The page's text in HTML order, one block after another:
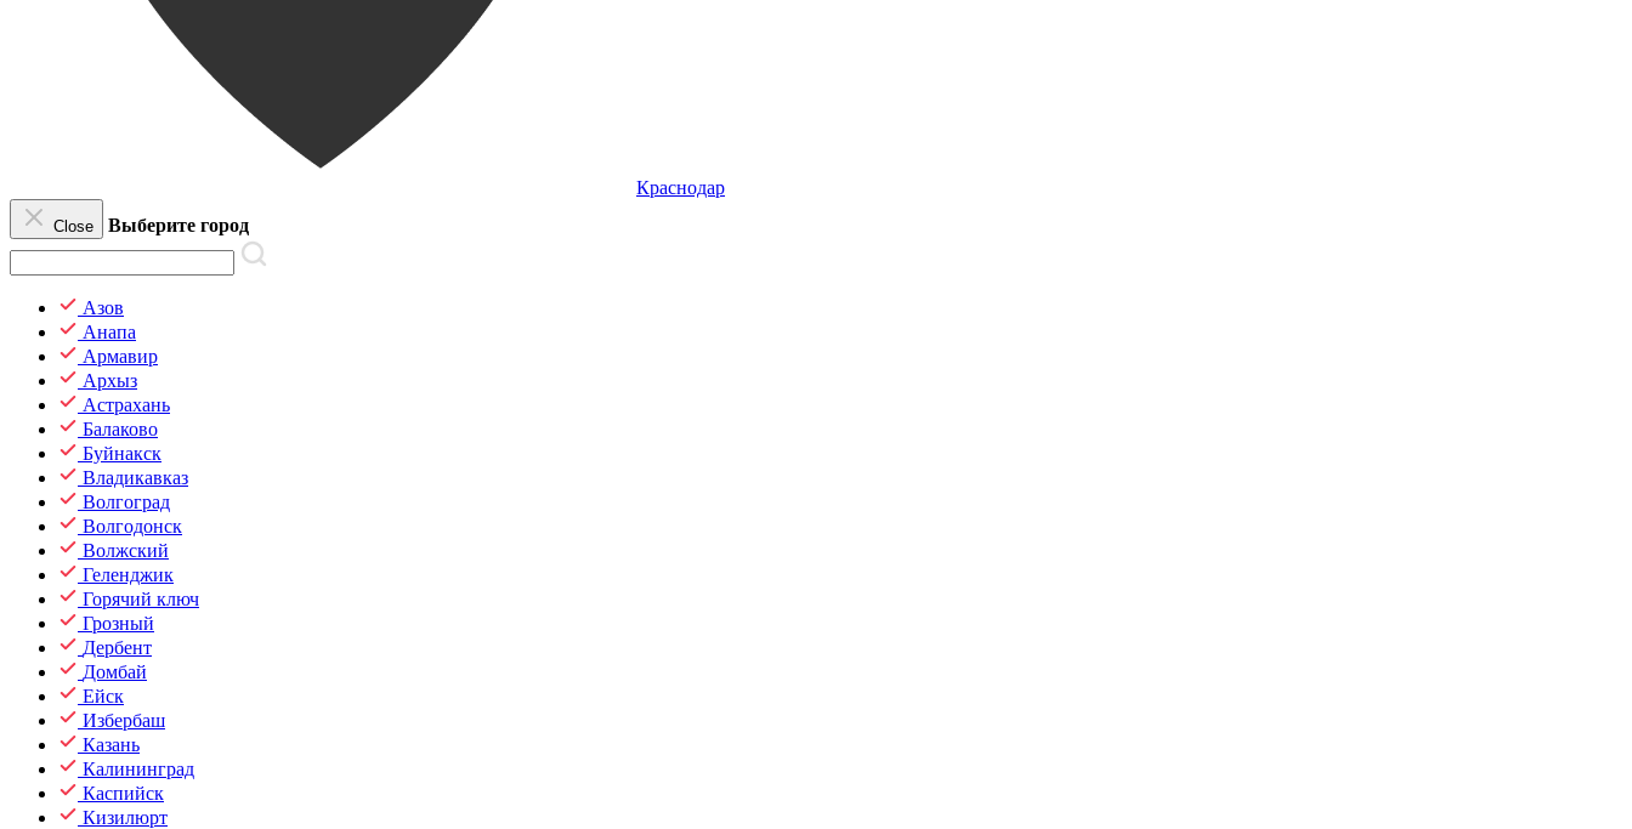
Краснодар
Close Выберите город
Азов
Анапа
Армавир
Архыз
Астрахань
Балаково
Буйнакск
Владикавказ
Волгоград
Волгодонск
Волжский
Геленджик
Горячий ключ
Грозный
Дербент
Домбай
Ейск
Избербаш
Казань
Калининград
Каспийск
Кизилюрт